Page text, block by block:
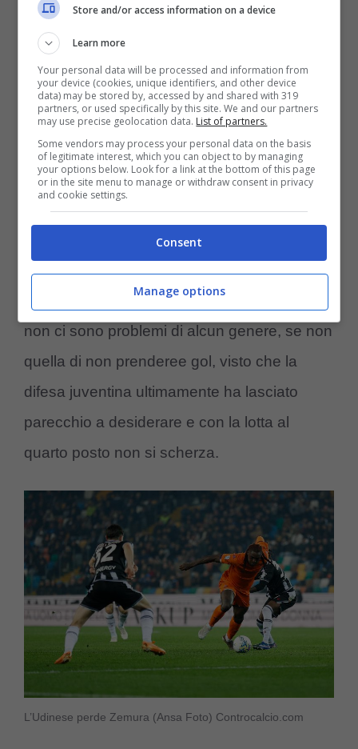
femorale della coscia sinistra. Il calciatore ha
già ricominciato l’iter riabilitativo e sarà
valutato nelle prossime settimane“.
Una doccia gelata per tecnico e squadra
anche perché con questo stop il laterale
bianconero salta la gara di campionato
contro laJuventus, e perRunjaiccè una
perdita pesante visto che dovrà sostituirlo
per affrontare al meglio la gara con la
Juventus. Per i bianconeri diSpalletti
non ci sono problemi di alcun genere, se non
quella di non prenderee gol, visto che la
difesa juventina ultimamente ha lasciato
parecchio a desiderare e con la lotta al
quarto posto non si scherza.
L’Udinese perde Zemura (Ansa Foto) Controcalcio.com
Store and/or access information on a device
Learn more
Your personal data will be processed and information from
your device (cookies, unique identifiers, and other device
data) may be stored by, accessed by and shared with 319
partners, or used specifically by this site. We and our partners
may use precise geolocation data. List of partners.
Some vendors may process your personal data on the basis
of legitimate interest, which you can object to by managing
your options below. Look for a link at the bottom of this page
or in the site menu to manage or withdraw consent in privacy
and cookie settings.
Consent
Manage options